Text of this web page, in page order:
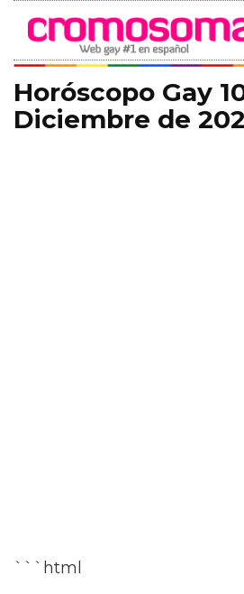
Horóscopo Gay
Diciembre de
```html